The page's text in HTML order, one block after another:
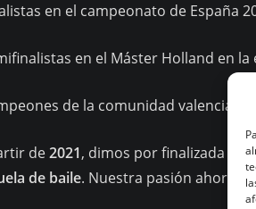
en el campeonato de España
en el Máster Holland en
de la comunidad valenciana
de2021, dimos por finalizada la
de baile. Nuestra pasión ahora